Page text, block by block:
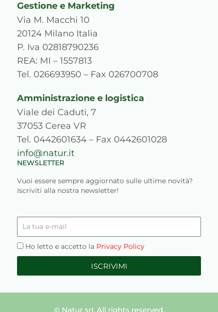
t
a
g
r
a
m
e
b
o
o
k
t
e
s
Gestione e Marketing
Via M. Macchi 10
20124 Milano Italia
P. Iva 02818790236
REA: MI – 1557813
Tel. 026693950 – Fax 026700708
Amministrazione e logistica
Viale dei Caduti, 7
37053 Cerea VR
Tel. 0442601634 – Fax 0442601028
info@natur.it
NEWSLETTER
Vuoi essere sempre aggiornato sulle ultime novità?
Iscriviti alla nostra newsletter!
tua
mail
Privacy
Ho letto e accetto la Privacy Policy
ISCRIVIMI
© Natur srl. All rights reserved.